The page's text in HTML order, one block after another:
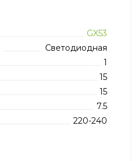
GX53
Светодиодная
1
15
15
7.5
220-240